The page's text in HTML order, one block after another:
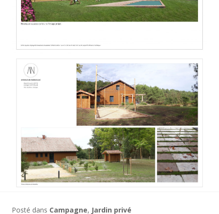
Posté dans Campagne, Jardin privé